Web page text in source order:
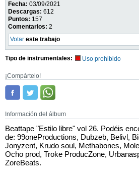
Fecha: 03/09/2021
Descargas: 612
Puntos: 157
Comentarios: 2
Votar este trabajo
Tipo de instrumentales: Uso prohibido
¡Compártelo!
Información del álbum
Beattape "Estilo libre" vol 26. Podéis
de: 99oneProductions, Dubzeb, Belivl,
Jonyzent, Krudo soul, Methabones,
Ocho prod, Troke ProducZone,
ZoreBeats.